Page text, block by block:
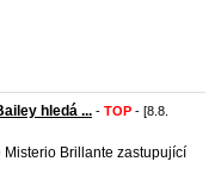
hledá ... - TOP - [8.8.
Brillante zastupující